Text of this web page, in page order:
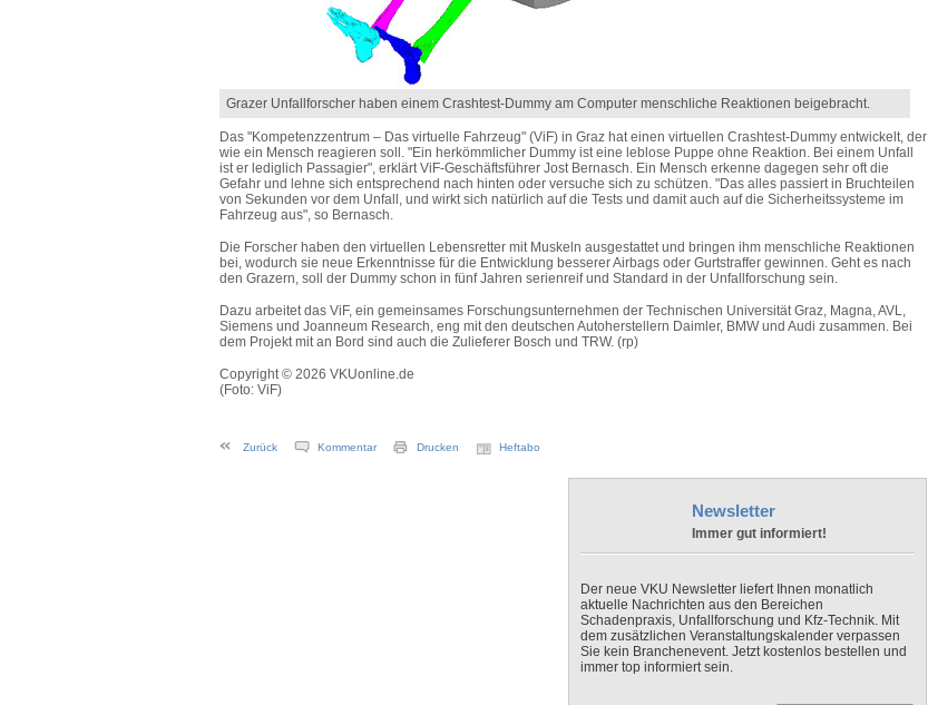
Grazer Unfallforscher haben einem Crashtest-Dummy am Computer menschliche Reaktionen beigebracht.
Das "Kompetenzzentrum – Das virtuelle Fahrzeug" (ViF) in Graz hat einen virtuellen Crashtest-Dummy entwickelt, der
wie ein Mensch reagieren soll. "Ein herkömmlicher Dummy ist eine leblose Puppe ohne Reaktion. Bei einem Unfall
ist er lediglich Passagier", erklärt ViF-Geschäftsführer Jost Bernasch. Ein Mensch erkenne dagegen sehr oft die
Gefahr und lehne sich entsprechend nach hinten oder versuche sich zu schützen. "Das alles passiert in Bruchteilen
von Sekunden vor dem Unfall, und wirkt sich natürlich auf die Tests und damit auch auf die Sicherheitssysteme im
Fahrzeug aus", so Bernasch.
Die Forscher haben den virtuellen Lebensretter mit Muskeln ausgestattet und bringen ihm menschliche Reaktionen
bei, wodurch sie neue Erkenntnisse für die Entwicklung besserer Airbags oder Gurtstraffer gewinnen. Geht es nach
den Grazern, soll der Dummy schon in fünf Jahren serienreif und Standard in der Unfallforschung sein.
Dazu arbeitet das ViF, ein gemeinsames Forschungsunternehmen der Technischen Universität Graz, Magna, AVL,
Siemens und Joanneum Research, eng mit den deutschen Autoherstellern Daimler, BMW und Audi zusammen. Bei
dem Projekt mit an Bord sind auch die Zulieferer Bosch und TRW. (rp)
Copyright © 2026 VKUonline.de
(Foto: ViF)
Zurück Kommentar Drucken Heftabo
Newsletter
Immer gut informiert!
Der neue VKU Newsletter liefert Ihnen monatlich
aktuelle Nachrichten aus den Bereichen
Schadenpraxis, Unfallforschung und Kfz-Technik. Mit
dem zusätzlichen Veranstaltungskalender verpassen
Sie kein Branchenevent. Jetzt kostenlos bestellen und
immer top informiert sein.